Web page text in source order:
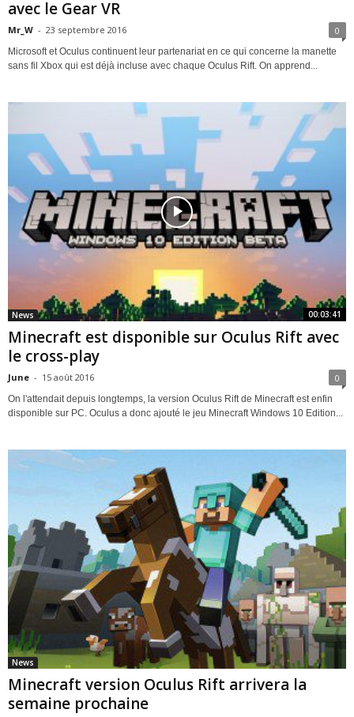
avec le Gear VR
Mr_W - 23 septembre 2016 0
Microsoft et Oculus continuent leur partenariat en ce qui concerne la manette
sans fil Xbox qui est déjà incluse avec chaque Oculus Rift. On apprend...
00:03:41
News
Minecraft est disponible sur Oculus Rift avec
le cross-play
June - 15 août 2016 0
On l'attendait depuis longtemps, la version Oculus Rift de Minecraft est enfin
disponible sur PC. Oculus a donc ajouté le jeu Minecraft Windows 10 Edition...
News
Minecraft version Oculus Rift arrivera la
semaine prochaine